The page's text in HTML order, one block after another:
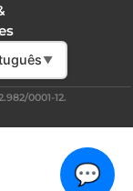
💬
▼
0001-12.